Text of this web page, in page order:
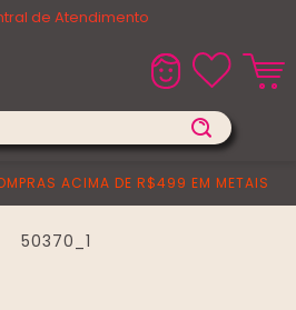
de Atendimento
ACIMA DE R$499 EM METAIS